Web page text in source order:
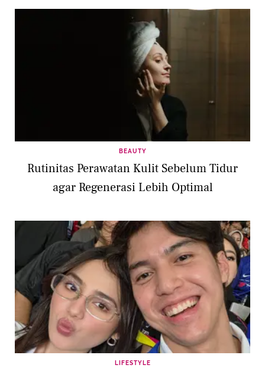
BEAUTY
Rutinitas Perawatan Kulit Sebelum Tidur
agar Regenerasi Lebih Optimal
LIFESTYLE